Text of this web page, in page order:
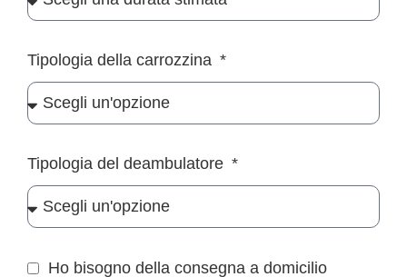
Tipologia della carrozzina
Tipologia del deambulatore
Ho bisogno della consegna a domicilio